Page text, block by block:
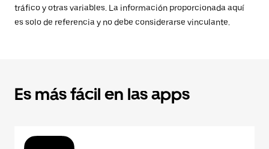
tráfico y otras variables. La información proporcionada aquí
es solo de referencia y no debe considerarse vinculante.
Es más fácil en las apps